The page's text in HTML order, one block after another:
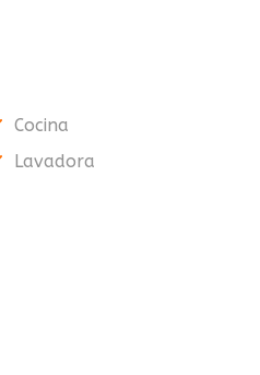
Cocina
Lavadora